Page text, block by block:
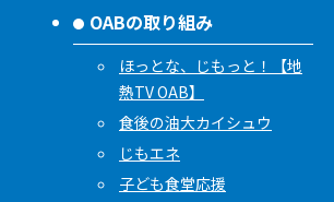
OABの取り組み
ほっとな、じもっと！【地
熱TV OAB】
食後の油大カイシュウ
じもエネ
子ども食堂応援